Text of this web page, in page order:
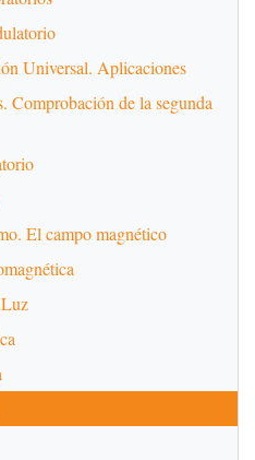
Universal. Aplicaciones
Comprobación de la segunda
El campo magnético